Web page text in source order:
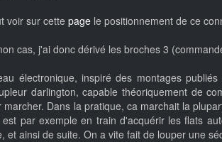
voir sur cette page le positionnement de ce
cas, j'ai donc dérivé les broches 3
électronique, inspiré des montages
darlington, capable théoriquement de
marcher. Dans la pratique, ca marchait la
est par exemple en train d'acquérir les flats
et ainsi de suite. On a vite fait de louper une